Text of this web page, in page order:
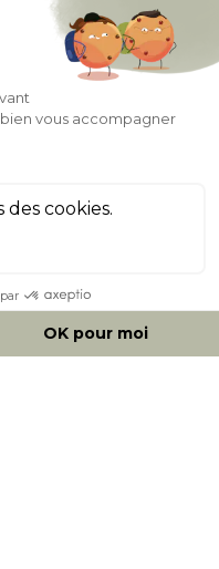
Appelez-nous Au
050 92 00 74